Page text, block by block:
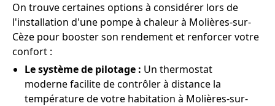
On trouve certaines options à considérer lors de
l'installation d'une pompe à chaleur à Molières-sur-
Cèze pour booster son rendement et renforcer votre
confort :
Le système de pilotage : Un thermostat
moderne facilite de contrôler à distance la
température de votre habitation à Molières-sur-